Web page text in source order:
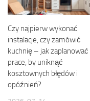
Czy najpierw wykonać
instalacje, czy zamówić
kuchnię – jak zaplanować
prace, by uniknąć
kosztownych błędów i
opóźnień?